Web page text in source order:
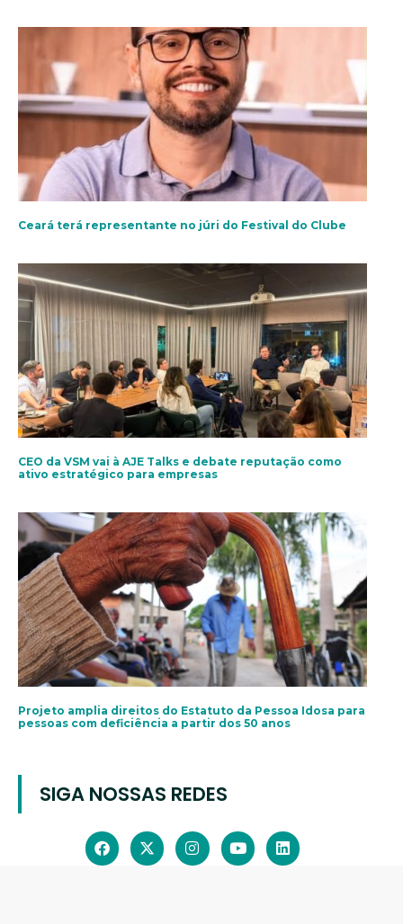
Ceará terá representante no júri do Festival do Clube
CEO da VSM vai à AJE Talks e debate reputação como
ativo estratégico para empresas
Projeto amplia direitos do Estatuto da Pessoa Idosa para
pessoas com deficiência a partir dos 50 anos
SIGA NOSSAS REDES